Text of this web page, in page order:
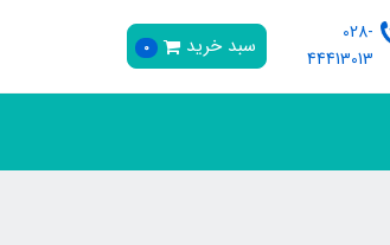
028-
44413013
سبد خرید 0